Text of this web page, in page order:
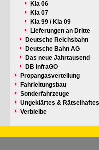
Kla 06
Kla 07
Kla 99 / Kla 09
Lieferungen an Dritte
Deutsche Reichsbahn
Deutsche Bahn AG
Das neue Jahrtausend
DB InfraGO
Propangasverteilung
Fahrleitungsbau
Sonderfahrzeuge
Ungeklärtes & Rätselhaftes
Verbleibe